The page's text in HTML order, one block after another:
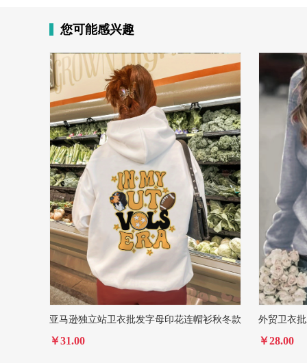
您可能感兴趣
亚马逊独立站卫衣批发字母印花连帽衫秋冬款
￥31.00
外贸卫衣
￥28.00